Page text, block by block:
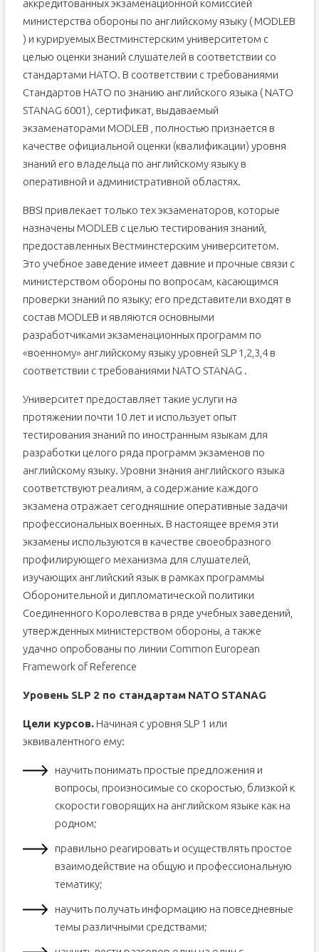
аккредитованных экзаменационной комиссией
министерства обороны по английскому языку ( MODLEB
) и курируемых Вестминстерским университетом с
целью оценки знаний слушателей в соответствии со
стандартами НАТО. В соответствии с требованиями
Стандартов НАТО по знанию английского языка ( NATO
STANAG 6001), сертификат, выдаваемый
экзаменаторами MODLEB , полностью признается в
качестве официальной оценки (квалификации) уровня
знаний его владельца по английскому языку в
оперативной и административной областях.
BBSI привлекает только тех экзаменаторов, которые
назначены MODLEB с целью тестирования знаний,
предоставленных Вестминстерским университетом.
Это учебное заведение имеет давние и прочные связи с
министерством обороны по вопросам, касающимся
проверки знаний по языку; его представители входят в
состав MODLEB и являются основными
разработчиками экзаменационных программ по
«военному» английскому языку уровней SLP 1,2,3,4 в
соответствии с требованиями NATO STANAG .
Университет предоставляет такие услуги на
протяжении почти 10 лет и использует опыт
тестирования знаний по иностранным языкам для
разработки целого ряда программ экзаменов по
английскому языку. Уровни знания английского языка
соответствуют реалиям, а содержание каждого
экзамена отражает сегодняшние оперативные задачи
профессиональных военных. В настоящее время эти
экзамены используются в качестве своеобразного
профилирующего механизма для слушателей,
изучающих английский язык в рамках программы
Оборонительной и дипломатической политики
Соединенного Королевства в ряде учебных заведений,
утвержденных министерством обороны, а также
удачно опробованы по линии Common European
Framework of Reference
Уровень SLP 2 по стандартам NATO STANAG
Цели курсов.Начиная с уровня SLP 1 или
эквивалентного ему:
научить понимать простые предложения и
вопросы, произносимые со скоростью, близкой к
скорости говорящих на английском языке как на
родном;
правильно реагировать и осуществлять простое
взаимодействие на общую и профессиональную
тематику;
научить получать информацию на повседневные
темы различными средствами;